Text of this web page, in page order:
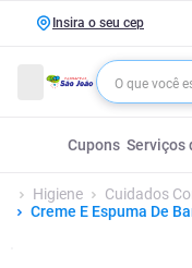
Insira o seu cep
Cupons Serviços
Higiene
Cuidados
Creme E Espuma De